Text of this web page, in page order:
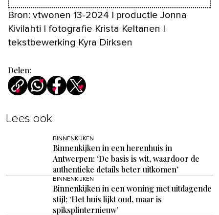
Bron: vtwonen 13-2024 | productie Jonna
Kivilahti | fotografie Krista Keltanen |
tekstbewerking Kyra Dirksen
Delen:
Lees ook
BINNENKIJKEN
Binnenkijken in een herenhuis in
Antwerpen: ‘De basis is wit, waardoor de
authentieke details beter uitkomen’
BINNENKIJKEN
Binnenkijken in een woning met uitdagende
stijl: ‘Het huis lijkt oud, maar is
spiksplinternieuw’